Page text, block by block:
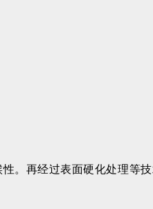
。再经过表面硬化处理等